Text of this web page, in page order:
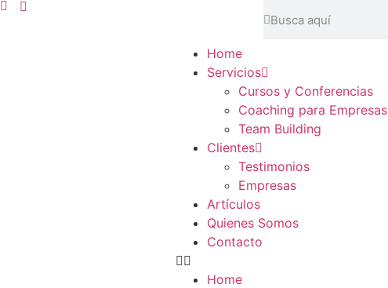
Home
Servicios
Cursos y Conferencias
Coaching para Empresas
Team Building
Clientes
Testimonios
Empresas
Artículos
Quienes Somos
Contacto
Home